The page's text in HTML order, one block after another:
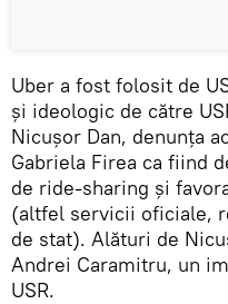
Uber a fost folosit de
și ideologic de către
Nicușor Dan, denunța
Gabriela Firea ca fiind
de ride-sharing și
(altfel servicii oficiale,
de stat). Alături de
Andrei Caramitru, un
USR.